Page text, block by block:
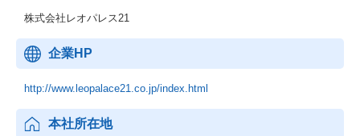
株式会社レオパレス21
企業HP
http://www.leopalace21.co.jp/index.html
本社所在地